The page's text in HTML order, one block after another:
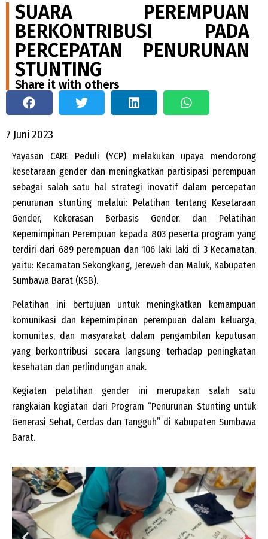
SUARA PEREMPUAN
BERKONTRIBUSI PADA
PERCEPATAN PENURUNAN
STUNTING
Share it with others
7 Juni 2023
Yayasan CARE Peduli (YCP) melakukan upaya mendorong
kesetaraan gender dan meningkatkan partisipasi perempuan
sebagai salah satu hal strategi inovatif dalam percepatan
penurunan stunting melalui: Pelatihan tentang Kesetaraan
Gender, Kekerasan Berbasis Gender, dan Pelatihan
Kepemimpinan Perempuan kepada 803 peserta program yang
terdiri dari 689 perempuan dan 106 laki laki di 3 Kecamatan,
yaitu: Kecamatan Sekongkang, Jereweh dan Maluk, Kabupaten
Sumbawa Barat (KSB).
Pelatihan ini bertujuan untuk meningkatkan kemampuan
komunikasi dan kepemimpinan perempuan dalam keluarga,
komunitas, dan masyarakat dalam pengambilan keputusan
yang berkontribusi secara langsung terhadap peningkatan
kesehatan dan perlindungan anak.
Kegiatan pelatihan gender ini merupakan salah satu
rangkaian kegiatan dari Program “Penurunan Stunting untuk
Generasi Sehat, Cerdas dan Tangguh” di Kabupaten Sumbawa
Barat.